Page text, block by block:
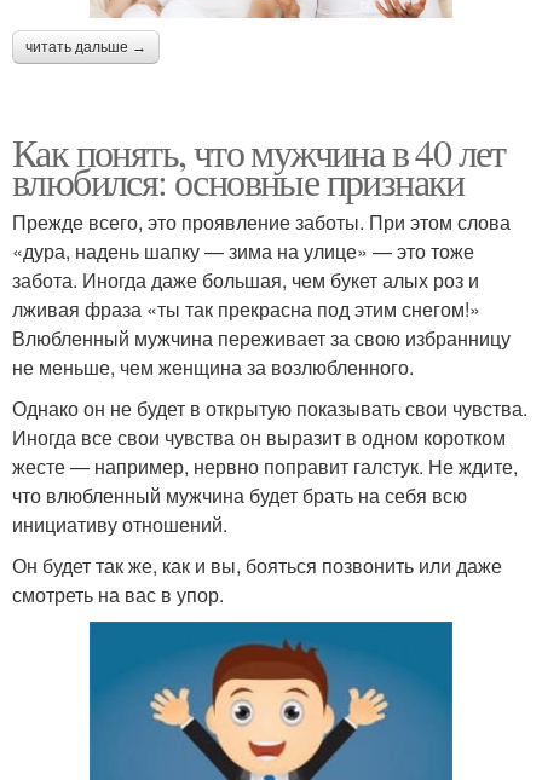
читать дальше →
Как понять, что мужчина в 40 лет
влюбился: основные признаки
Прежде всего, это проявление заботы. При этом слова
«дура, надень шапку — зима на улице» — это тоже
забота. Иногда даже большая, чем букет алых роз и
лживая фраза «ты так прекрасна под этим снегом!»
Влюбленный мужчина переживает за свою избранницу
не меньше, чем женщина за возлюбленного.
Однако он не будет в открытую показывать свои чувства.
Иногда все свои чувства он выразит в одном коротком
жесте — например, нервно поправит галстук. Не ждите,
что влюбленный мужчина будет брать на себя всю
инициативу отношений.
Он будет так же, как и вы, бояться позвонить или даже
смотреть на вас в упор.